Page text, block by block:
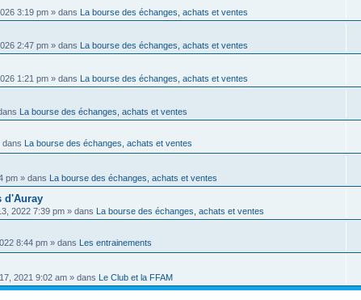
3:19 pm » dans La bourse des échanges, achats et ventes
2:47 pm » dans La bourse des échanges, achats et ventes
1:21 pm » dans La bourse des échanges, achats et ventes
La bourse des échanges, achats et ventes
dans La bourse des échanges, achats et ventes
pm » dans La bourse des échanges, achats et ventes
d'Auray
2022 7:39 pm » dans La bourse des échanges, achats et ventes
8:44 pm » dans Les entrainements
2021 9:02 am » dans Le Club et la FFAM